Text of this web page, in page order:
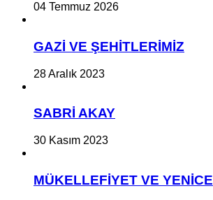
04 Temmuz 2026
GAZİ VE ŞEHİTLERİMİZ
28 Aralık 2023
SABRİ AKAY
30 Kasım 2023
MÜKELLEFİYET VE YENİCE